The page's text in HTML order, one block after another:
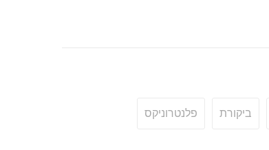
ביקורת פלנטרוניקס